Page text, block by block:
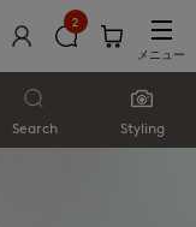
2
メニュー
Search Styling